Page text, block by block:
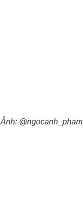
Ảnh: @ngocanh_pham_